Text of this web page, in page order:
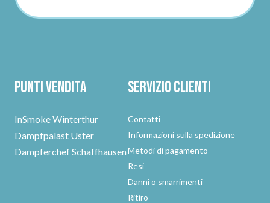
Punti vendita
InSmoke Winterthur
Dampfpalast Uster
Dampferchef Schaffhausen
Servizio clienti
Contatti
Informazioni sulla spedizione
Metodi di pagamento
Resi
Danni o smarrimenti
Ritiro